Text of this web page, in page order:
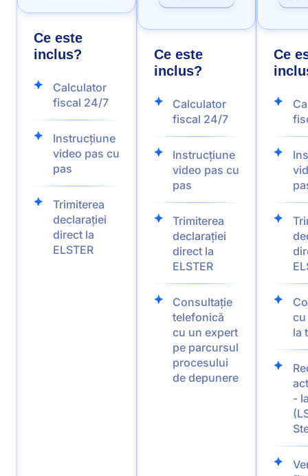
Ce este
inclus?
Calculator
fiscal 24/7
Instrucțiune
video pas cu
pas
Trimiterea
declarației
direct la
ELSTER
Ce este
inclus?
Calculator
fiscal 24/7
Instrucțiune
video pas cu
pas
Trimiterea
declarației
direct la
ELSTER
Consultație
telefonică
cu un expert
pe parcursul
procesului
de depunere
Ce
cu
la
-